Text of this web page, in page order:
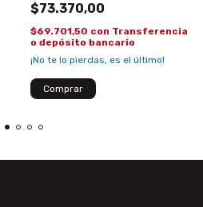
$73.370,00
$69.701,50 con Transferencia
o depósito bancario
¡No te lo pierdas, es el último!